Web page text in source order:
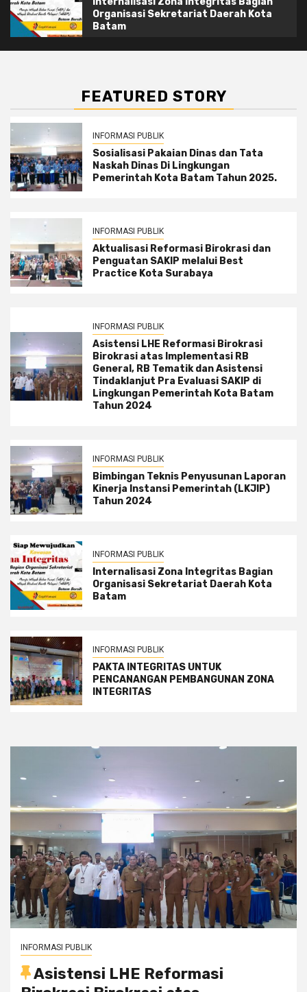
Organisasi Sekretariat Daerah Kota
Batam
FEATURED STORY
INFORMASI PUBLIK
Sosialisasi Pakaian Dinas dan Tata
Naskah Dinas Di Lingkungan
Pemerintah Kota Batam Tahun 2025.
INFORMASI PUBLIK
Aktualisasi Reformasi Birokrasi dan
Penguatan SAKIP melalui Best
Practice Kota Surabaya
INFORMASI PUBLIK
Asistensi LHE Reformasi Birokrasi
Birokrasi atas Implementasi RB
General, RB Tematik dan Asistensi
Tindaklanjut Pra Evaluasi SAKIP di
Lingkungan Pemerintah Kota Batam
Tahun 2024
INFORMASI PUBLIK
Bimbingan Teknis Penyusunan Laporan
Kinerja Instansi Pemerintah (LKJIP)
Tahun 2024
INFORMASI PUBLIK
Internalisasi Zona Integritas Bagian
Organisasi Sekretariat Daerah Kota
Batam
INFORMASI PUBLIK
PAKTA INTEGRITAS UNTUK
PENCANANGAN PEMBANGUNAN ZONA
INTEGRITAS
INFORMASI PUBLIK
Asistensi LHE Reformasi